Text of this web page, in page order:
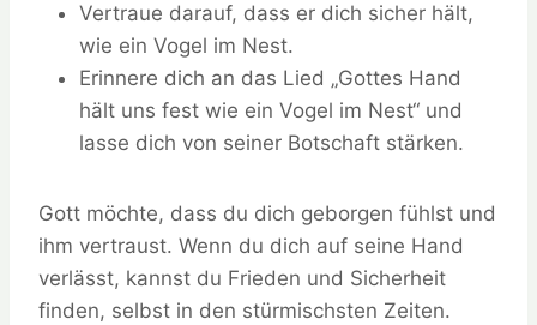
Vertraue darauf, dass er dich sicher hält,
wie ein Vogel im Nest.
Erinnere dich an das Lied „Gottes Hand
hält uns fest wie ein Vogel im Nest“ und
lasse dich von seiner Botschaft stärken.
Gott möchte, dass du dich geborgen fühlst und
ihm vertraust. Wenn du dich auf seine Hand
verlässt, kannst du Frieden und Sicherheit
finden, selbst in den stürmischsten Zeiten.